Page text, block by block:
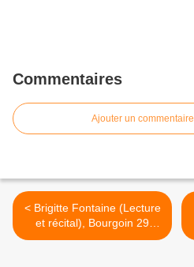
Commentaires
Ajouter un commentaire
< Brigitte Fontaine (Lecture
et récital), Bourgoin 29
janvier